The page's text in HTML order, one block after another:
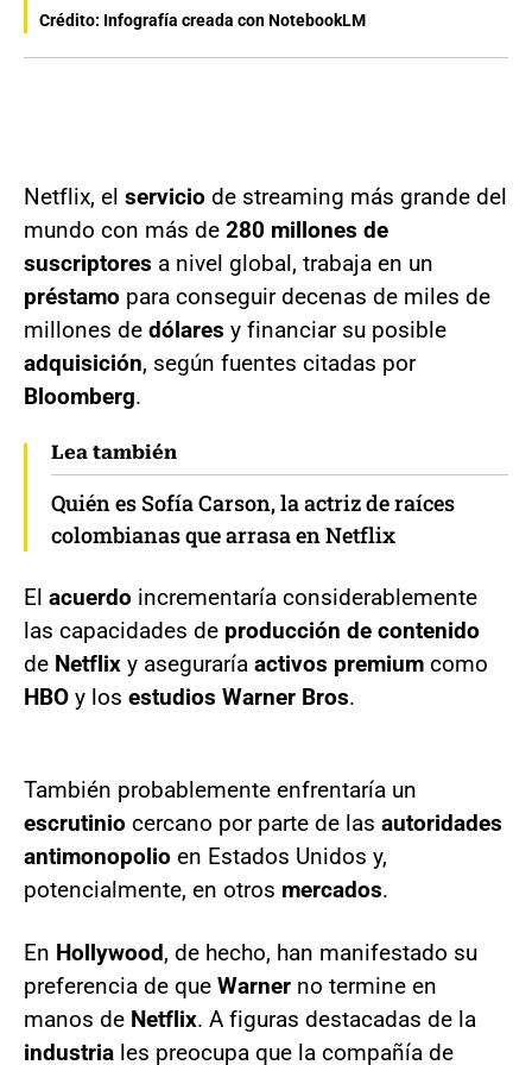
Crédito: Infografía creada con NotebookLM
Netflix, el servicio de streaming más grande del
mundo con más de 280 millones de
suscriptores a nivel global, trabaja en un
préstamo para conseguir decenas de miles de
millones de dólares y financiar su posible
adquisición, según fuentes citadas por
Bloomberg.
Lea también
Quién es Sofía Carson, la actriz de raíces
colombianas que arrasa en Netflix
El acuerdo incrementaría considerablemente
las capacidades de producción de contenido
de Netflix y aseguraría activos premium como
HBO y los estudios Warner Bros.
También probablemente enfrentaría un
escrutinio cercano por parte de las autoridades
antimonopolio en Estados Unidos y,
potencialmente, en otros mercados.
En Hollywood, de hecho, han manifestado su
preferencia de que Warner no termine en
manos de Netflix. A figuras destacadas de la
industria les preocupa que la compañía de